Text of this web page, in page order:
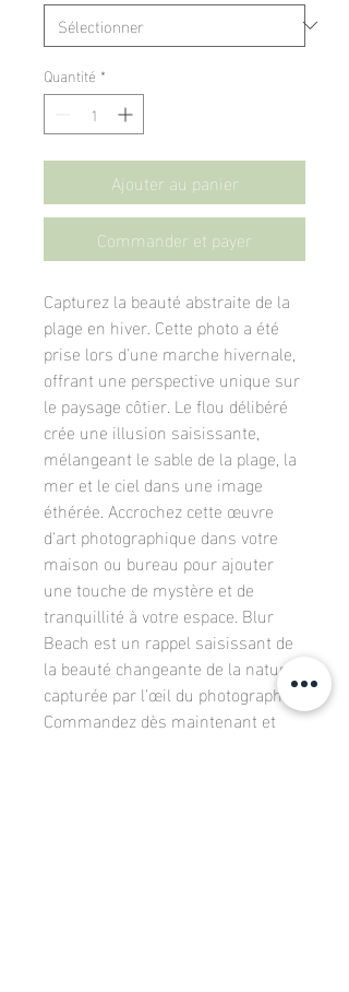
Quantité *
Ajouter au panier
Commander et payer
Capturez la beauté abstraite de la
plage en hiver. Cette photo a été
prise lors d'une marche hivernale,
offrant une perspective unique sur
le paysage côtier. Le flou délibéré
crée une illusion saisissante,
mélangeant le sable de la plage, la
mer et le ciel dans une image
éthérée. Accrochez cette œuvre
d'art photographique dans votre
maison ou bureau pour ajouter
une touche de mystère et de
tranquillité à votre espace. Blur
Beach est un rappel saisissant de
la beauté changeante de la nature,
capturée par l'œil du photographe .
Commandez dès maintenant et